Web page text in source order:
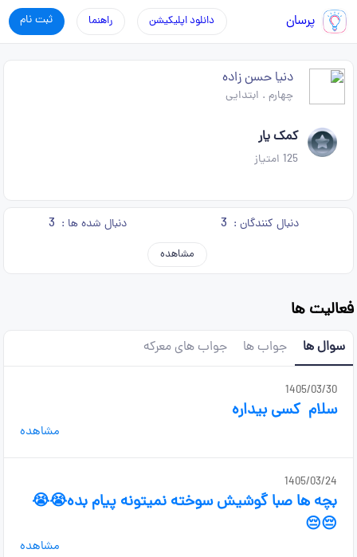
پرسان ثبت نام راهنما دانلود اپلیکیشن
دنیا حسن زاده
چهارم . ابتدایی
کمک یار
125 امتیاز
دنبال کنندگان : 3 دنبال شده ها : 3
مشاهده
فعالیت ها
سوال ها جواب ها جواب های معرکه
1405/03/30
سلام ‌ کسی بیداره
مشاهده
1405/03/24
بچه ها صبا گوشیش سوخته نمیتونه پیام بده😭😭
😔😔
مشاهده